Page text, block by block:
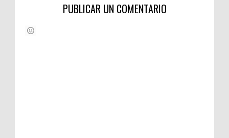
PUBLICAR UN COMENTARIO